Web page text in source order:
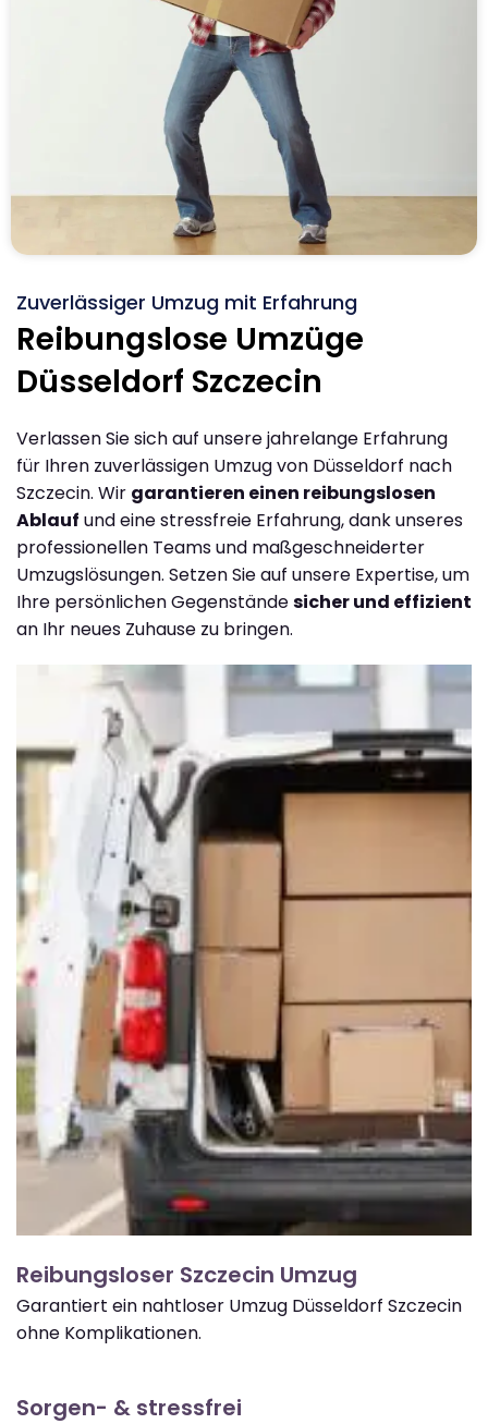
Zuverlässiger Umzug mit Erfahrung
Reibungslose Umzüge
Düsseldorf Szczecin
Verlassen Sie sich auf unsere jahrelange Erfahrung
für Ihren zuverlässigen Umzug von Düsseldorf nach
Szczecin. Wir garantieren einen reibungslosen
Ablauf und eine stressfreie Erfahrung, dank unseres
professionellen Teams und maßgeschneiderter
Umzugslösungen. Setzen Sie auf unsere Expertise, um
Ihre persönlichen Gegenständesicher und effizient
an Ihr neues Zuhause zu bringen.
Reibungsloser Szczecin Umzug
Garantiert ein nahtloser Umzug Düsseldorf Szczecin
ohne Komplikationen.
Sorgen- & stressfrei